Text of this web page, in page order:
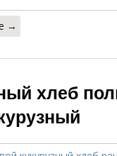
→
хлеб